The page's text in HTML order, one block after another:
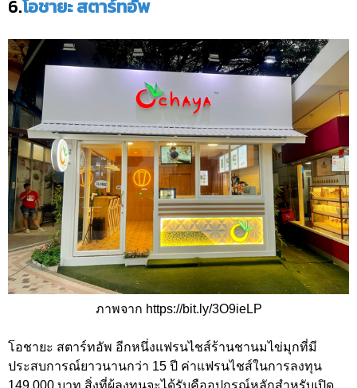
6.โอชายะ สตาร์ทอัพ
ภาพจาก https://bit.ly/3O9ieLP
โอชายะ สตาร์ทอัพ อีกหนึ่งแฟรนไชส์ร้านชานมไข่มุกที่มี
ประสบการณ์ยาวนานกว่า 15 ปี ค่าแฟรนไชส์ในการลงทุน
149,000 บาท สิ่งที่ผู้ลงทุนจะได้รับคืออุปกรณ์หลักสำหรับเปิด